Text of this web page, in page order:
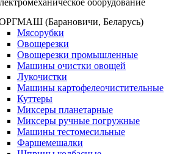
оборудование
(Барановичи, Беларусь)
Мясорубки
Овощерезки
Овощерезки промышленные
Машины очистки овощей
Лукочистки
Машины картофелеочистительные
Куттеры
Миксеры планетарные
Миксеры ручные погружные
Машины тестомесильные
Фаршемешалки